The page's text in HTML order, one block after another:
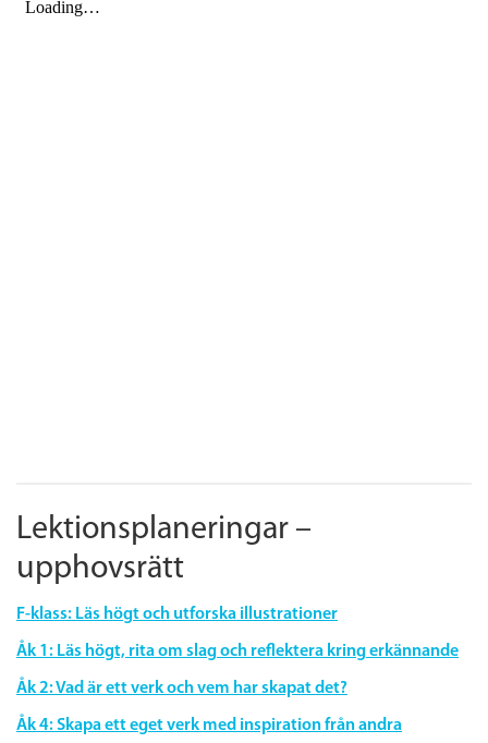
Lektionsplaneringar –
upphovsrätt
F-klass: Läs högt och utforska illustrationer
Åk 1: Läs högt, rita om slag och reflektera kring erkännande
Åk 2: Vad är ett verk och vem har skapat det?
Åk 4: Skapa ett eget verk med inspiration från andra